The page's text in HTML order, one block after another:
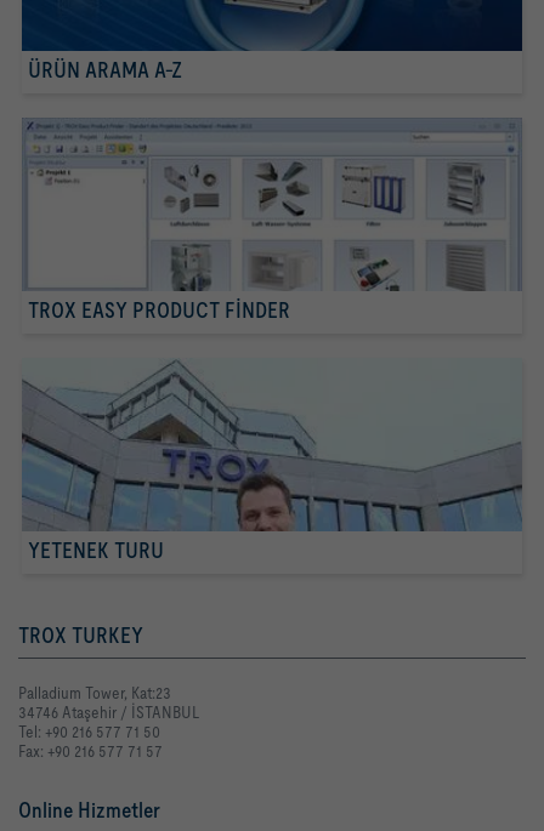
ÜRÜN ARAMA A-Z
TROX EASY PRODUCT FINDER
YETENEK TURU
TROX TURKEY
Palladium Tower, Kat:23
34746 Ataşehir / İSTANBUL
Tel: +90 216 577 71 50
Fax: +90 216 577 71 57
Online Hizmetler